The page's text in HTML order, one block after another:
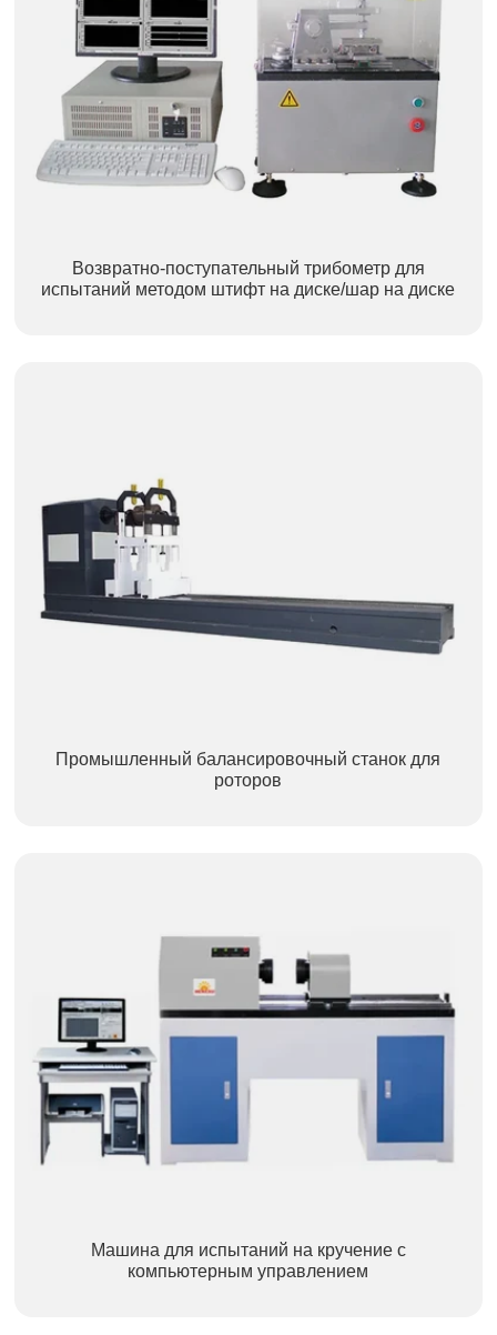
Возвратно-поступательный трибометр для
испытаний методом штифт на диске/шар на диске
Промышленный балансировочный станок для
роторов
Машина для испытаний на кручение с
компьютерным управлением